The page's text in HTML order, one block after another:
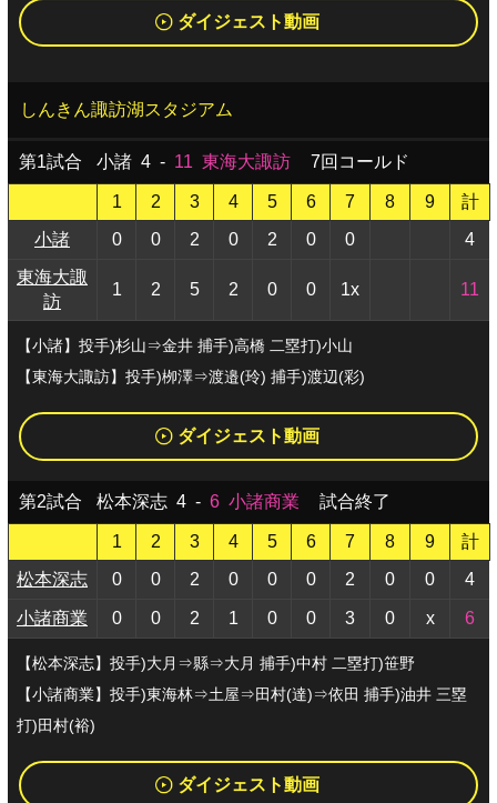
ダイジェスト動画
しんきん諏訪湖スタジアム
第1試合 小諸 4 - 11 東海大諏訪 7回コールド
1 2 3 4 5 6 7 8 9
計
小諸
0 0 2 0 2 0 0
4
東海大諏
訪
1 2 5 2 0 0 1x 11
【小諸】投手)杉山⇒金井 捕手)高橋 二塁打)小山
【東海大諏訪】投手)栁澤⇒渡邉(玲) 捕手)渡辺(彩)
ダイジェスト動画
第2試合 松本深志 4 - 6 小諸商業 試合終了
1 2 3 4 5 6 7 8 9
計
松本深志
0 0 2 0 0 0 2 0 0 4
小諸商業 0 0 2 1 0 0 3 0 x 6
【松本深志】投手)大月⇒縣⇒大月 捕手)中村 二塁打)笹野
【小諸商業】投手)東海林⇒土屋⇒田村(達)⇒依田 捕手)油井 三塁
打)田村(裕)
ダイジェスト動画